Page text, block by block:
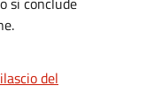
del